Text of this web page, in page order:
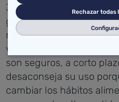
30 gr.
La OMS
gr de azúcares
mayoría de marcas ha
versiones sin azúcar,
son seguros, a corto
desaconseja su uso
cambiar los hábitos
Rechazar todas